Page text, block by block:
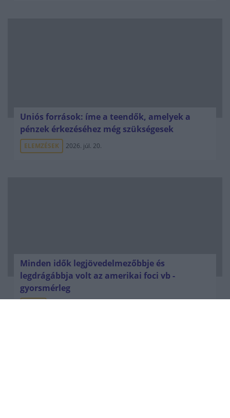
Uniós források: íme a teendők, amelyek a
pénzek érkezéséhez még szükségesek
ELEMZÉSEK 2026. júl. 20.
Minden idők legjövedelmezőbbje és
legdrágábbja volt az amerikai foci vb -
gyorsmérleg